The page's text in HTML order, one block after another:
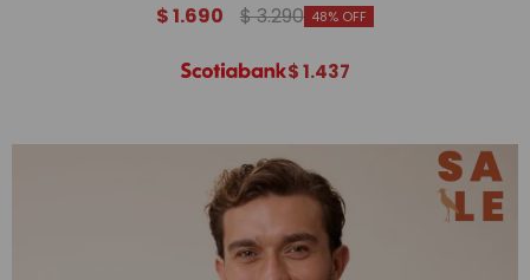
$1.690 $3.290 48
$1.437